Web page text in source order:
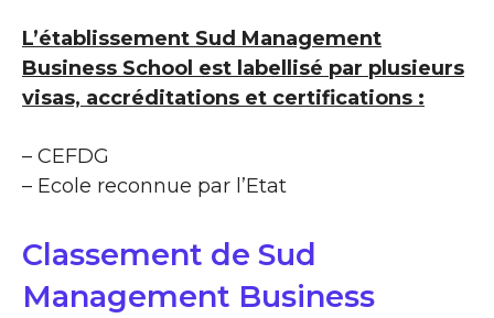
L’établissement Sud Management
Business School est labellisé par plusieurs
visas, accréditations et certifications :
– CEFDG
– Ecole reconnue par l’Etat
Classement de Sud
Management Business